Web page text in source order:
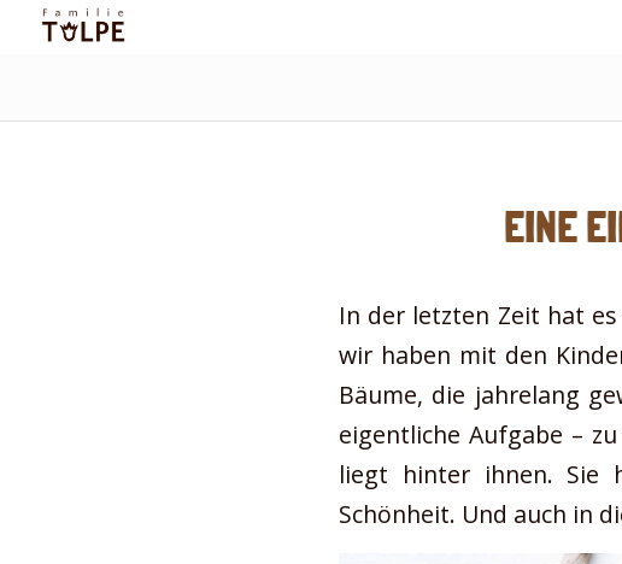
EINE
In der letzten Zeit hat
wir haben mit den
Bäume, die jahrelang
eigentliche Aufgabe –
liegt hinter ihnen. Sie
Schönheit. Und auch in